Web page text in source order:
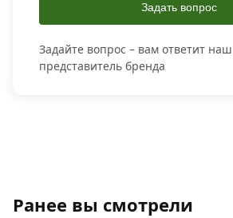
Задать вопрос
Задайте вопрос – вам ответит
представитель бренда
Ранее вы смотрели